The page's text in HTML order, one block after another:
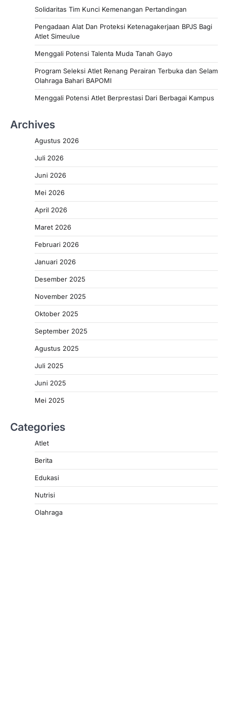
Solidaritas Tim Kunci Kemenangan Pertandingan
Pengadaan Alat Dan Proteksi Ketenagakerjaan BPJS Bagi
Atlet Simeulue
Menggali Potensi Talenta Muda Tanah Gayo
Program Seleksi Atlet Renang Perairan Terbuka dan Selam
Olahraga Bahari BAPOMI
Menggali Potensi Atlet Berprestasi Dari Berbagai Kampus
Archives
Agustus 2026
Juli 2026
Juni 2026
Mei 2026
April 2026
Maret 2026
Februari 2026
Januari 2026
Desember 2025
November 2025
Oktober 2025
September 2025
Agustus 2025
Juli 2025
Juni 2025
Mei 2025
Categories
Atlet
Berita
Edukasi
Nutrisi
Olahraga